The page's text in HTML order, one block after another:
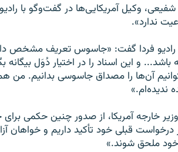
وکیل آمریکایی‌‌ها در گفت‌و‌گو با رادیو
ندارد».
به رادیو فردا گفت: «جاسوس تعریف
و این اسناد را در اختیار دُوَل بیگانه
بتوانیم آن‌ها را مصداق جاسوسی بدانیم.
ندیده‌ام.»
خارجه آمریکا، از صدور چنین حکمی
قبلی خود تأکید داریم و خواهان
خود ملحق شوند.»